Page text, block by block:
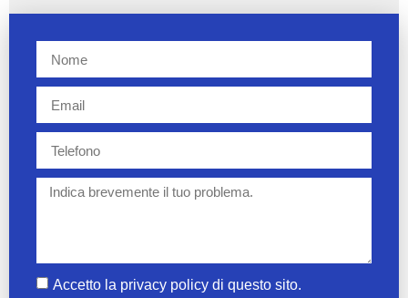
Accetto la privacy policy di questo sito.